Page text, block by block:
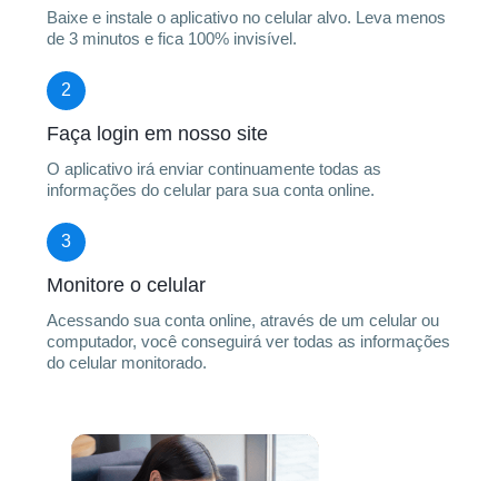
Baixe e instale o aplicativo no celular alvo. Leva menos
de 3 minutos e fica 100% invisível.
2
Faça login em nosso site
O aplicativo irá enviar continuamente todas as
informações do celular para sua conta online.
3
Monitore o celular
Acessando sua conta online, através de um celular ou
computador, você conseguirá ver todas as informações
do celular monitorado.